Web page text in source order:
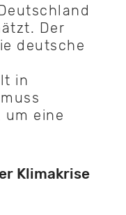
Der
deutsche
in
eine
Klimakrise